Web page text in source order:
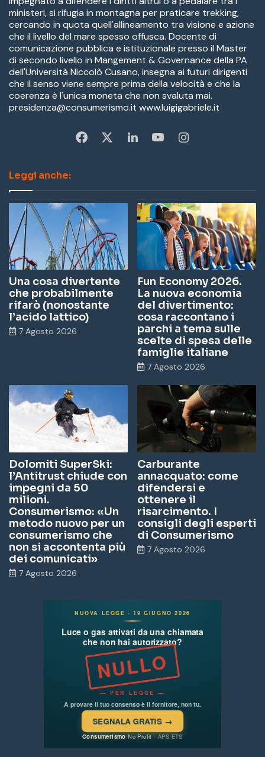
ministeri, si rifugia in montagna per praticare trekking,
cercando in quota quell'allineamento tra visione e azione
che il livello del mare spesso offusca. Docente di
comunicazione pubblica e istituzionale presso il Master
di secondo livello in Mangement & Governance della PA
dell'Università Niccolò Cusano, insegna ai futuri dirigenti
che il senso viene sempre prima della velocità e che la
coerenza è l'unica moneta che non svaluta mai.
presidenza@consumerismo.it www.luigigabriele.it
ok
In
be
ra
m
Leggi anche:
Una cosa divertente
che probabilmente
rifarò (nonostante
l’acido lattico)
7 Agosto 2026
Fun Economy 2026.
La nuova economia
del divertimento:
cosa raccontano i
parchi a tema sulle
scelte di spesa delle
famiglie italiane
7 Agosto 2026
Dolomiti SuperSki:
l’Antitrust chiude con
impegni da 50
milioni.
Consumerismo: «Un
metodo nuovo per un
consumerismo che
non si accontenta più
dei comunicati»
7 Agosto 2026
Carburante
annacquato: come
difendersi e
ottenere il
risarcimento. I
consigli degli esperti
di Consumerismo
7 Agosto 2026